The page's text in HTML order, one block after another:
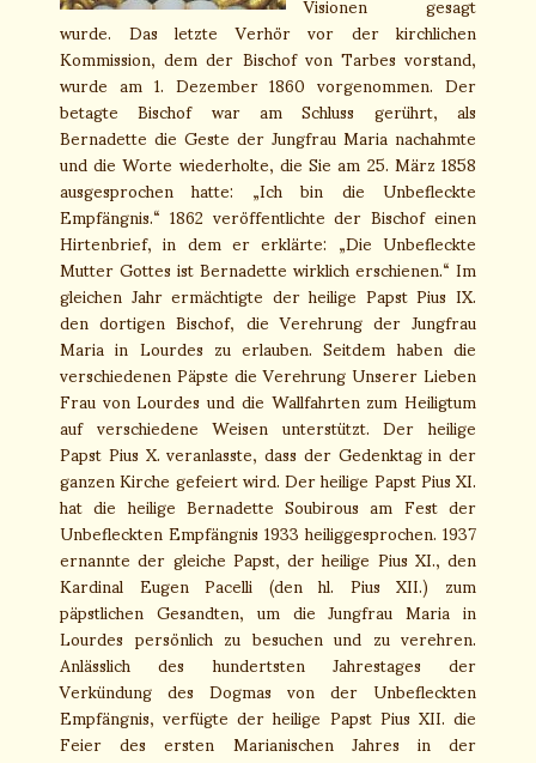
wurde. Das letzte Verhör vor der kirchlichen
Kommission, dem der Bischof von Tarbes vorstand,
wurde am 1. Dezember 1860 vorgenommen. Der
betagte Bischof war am Schluss gerührt, als
Bernadette die Geste der Jungfrau Maria nachahmte
und die Worte wiederholte, die Sie am 25. März 1858
ausgesprochen hatte: „Ich bin die Unbefleckte
Empfängnis.“ 1862 veröffentlichte der Bischof einen
Hirtenbrief, in dem er erklärte: „Die Unbefleckte
Mutter Gottes ist Bernadette wirklich erschienen.“ Im
gleichen Jahr ermächtigte der heilige Papst Pius IX.
den dortigen Bischof, die Verehrung der Jungfrau
Maria in Lourdes zu erlauben. Seitdem haben die
verschiedenen Päpste die Verehrung Unserer Lieben
Frau von Lourdes und die Wallfahrten zum Heiligtum
auf verschiedene Weisen unterstützt. Der heilige
Papst Pius X. veranlasste, dass der Gedenktag in der
ganzen Kirche gefeiert wird. Der heilige Papst Pius XI.
hat die heilige Bernadette Soubirous am Fest der
Unbefleckten Empfängnis 1933 heiliggesprochen. 1937
ernannte der gleiche Papst, der heilige Pius XI., den
Kardinal Eugen Pacelli (den hl. Pius XII.) zum
päpstlichen Gesandten, um die Jungfrau Maria in
Lourdes persönlich zu besuchen und zu verehren.
Anlässlich des hundertsten Jahrestages der
Verkündung des Dogmas von der Unbefleckten
Empfängnis, verfügte der heilige Papst Pius XII. die
Feier des ersten Marianischen Jahres in der